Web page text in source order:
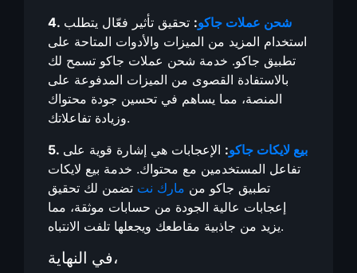
4.
شحن عملات جاكو: تحقيق تأثير فعّال يتطلب
استخدام المزيد من الميزات والأدوات المتاحة على
تطبيق جاكو. خدمة شحن عملات جاكو تسمح لك
بالاستفادة القصوى من الميزات المدفوعة على
المنصة، مما يساهم في تحسين جودة محتواك
وزيادة تفاعلاتك.
5.
بيع لايكات جاكو: الإعجابات هي إشارة قوية على
تفاعل المستخدمين مع محتواك. خدمة بيع لايكات
تطبيق جاكو من مارك نت تضمن لك تحقيق
إعجابات عالية الجودة من حسابات موثقة، مما
يزيد من جاذبية مقاطعك ويجعلها تلفت الانتباه.
في النهاية،